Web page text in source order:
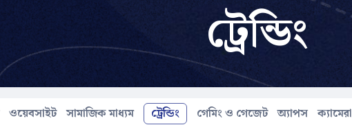
ট্রেন্ডিং
ওয়েবসাইট সামাজিক মাধ্যম ট্রেন্ডিং গেমিং ও গেজেট অ্যাপস ক্যামেরা